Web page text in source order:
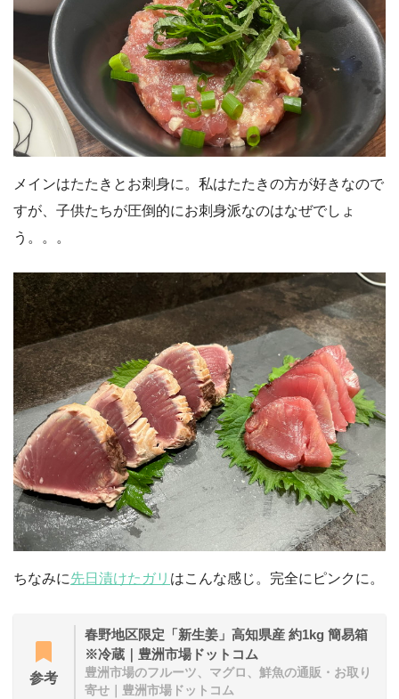
メインはたたきとお刺身に。私はたたきの方が好きなので
すが、子供たちが圧倒的にお刺身派なのはなぜでしょ
う。。。
ちなみに先日漬けたガリ はこんな感じ。完全にピンクに。
参考
春野地区限定「新生姜」高知県産 約1kg 簡易箱
※冷蔵｜豊洲市場ドットコム
豊洲市場のフルーツ、マグロ、鮮魚の通販・お取り
寄せ｜豊洲市場ドットコム